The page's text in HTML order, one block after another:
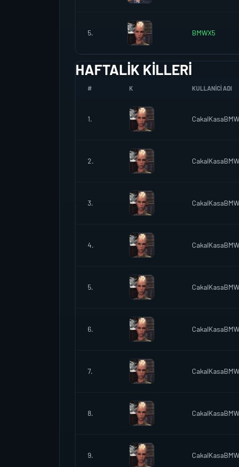
5. BMWX5
HAFTALIK KILLERI
# K KULLANICI ADI
1. CakalKasaBMW
2. CakalKasaBMW
3. CakalKasaBMW
4. CakalKasaBMW
5. CakalKasaBMW
6. CakalKasaBMW
7. CakalKasaBMW
8. CakalKasaBMW
9. CakalKasaBMW